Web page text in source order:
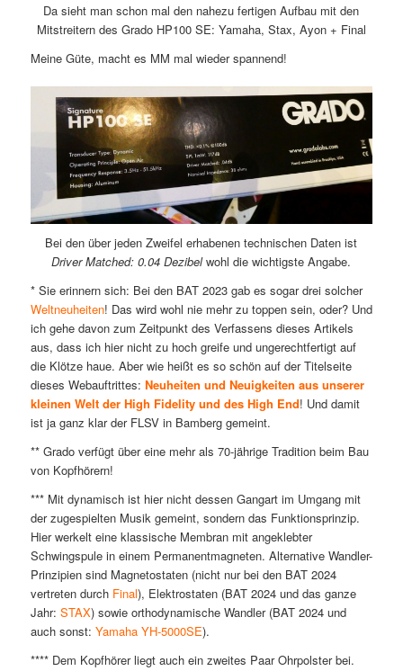
Da sieht man schon mal den nahezu fertigen Aufbau mit den
Mitstreitern des Grado HP100 SE: Yamaha, Stax, Ayon + Final
Meine Güte, macht es MM mal wieder spannend!
Bei den über jeden Zweifel erhabenen technischen Daten ist
Driver Matched: 0.04 Dezibelwohl die wichtigste Angabe.
* Sie erinnern sich: Bei den BAT 2023 gab es sogar drei solcher
Weltneuheiten! Das wird wohl nie mehr zu toppen sein, oder? Und
ich gehe davon zum Zeitpunkt des Verfassens dieses Artikels
aus, dass ich hier nicht zu hoch greife und ungerechtfertigt auf
die Klötze haue. Aber wie heißt es so schön auf der Titelseite
dieses Webauftrittes: Neuheiten und Neuigkeiten aus unserer
kleinen Welt der High Fidelity und des High End! Und damit
ist ja ganz klar der FLSV in Bamberg gemeint.
** Grado verfügt über eine mehr als 70-jährige Tradition beim Bau
von Kopfhörern!
*** Mit dynamisch ist hier nicht dessen Gangart im Umgang mit
der zugespielten Musik gemeint, sondern das Funktionsprinzip.
Hier werkelt eine klassische Membran mit angeklebter
Schwingspule in einem Permanentmagneten. Alternative Wandler-
Prinzipien sind Magnetostaten (nicht nur bei den BAT 2024
vertreten durch Final), Elektrostaten (BAT 2024 und das ganze
Jahr: STAX) sowie orthodynamische Wandler (BAT 2024 und
auch sonst: Yamaha YH-5000SE).
**** Dem Kopfhörer liegt auch ein zweites Paar Ohrpolster bei.